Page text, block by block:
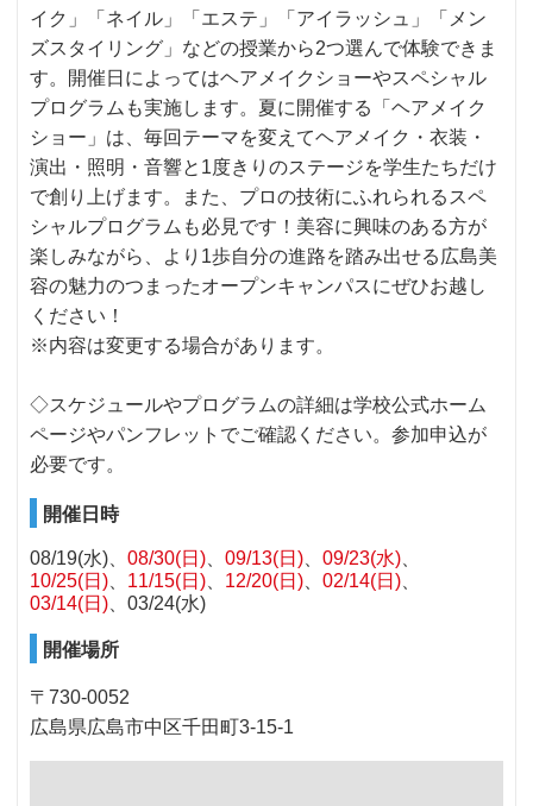
イク」「ネイル」「エステ」「アイラッシュ」「メン
ズスタイリング」などの授業から2つ選んで体験できま
す。開催日によってはヘアメイクショーやスペシャル
プログラムも実施します。夏に開催する「ヘアメイク
ショー」は、毎回テーマを変えてヘアメイク・衣装・
演出・照明・音響と1度きりのステージを学生たちだけ
で創り上げます。また、プロの技術にふれられるスペ
シャルプログラムも必見です！美容に興味のある方が
楽しみながら、より1歩自分の進路を踏み出せる広島美
容の魅力のつまったオープンキャンパスにぜひお越し
ください！
※内容は変更する場合があります。
◇スケジュールやプログラムの詳細は学校公式ホーム
ページやパンフレットでご確認ください。参加申込が
必要です。
開催日時
08/19(水) 08/30(日) 09/13(日)
09/23(水)
10/25(日)
11/15(日) 12/20(日)
02/14(日)
03/14(日)
03/24(水)
開催場所
〒730-0052
広島県広島市中区千田町3-15-1